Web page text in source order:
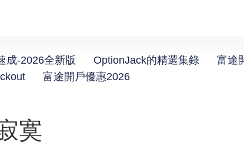
成-2026全新版 OptionJack的精選集錄
富途
富途開戶優惠2026
寞